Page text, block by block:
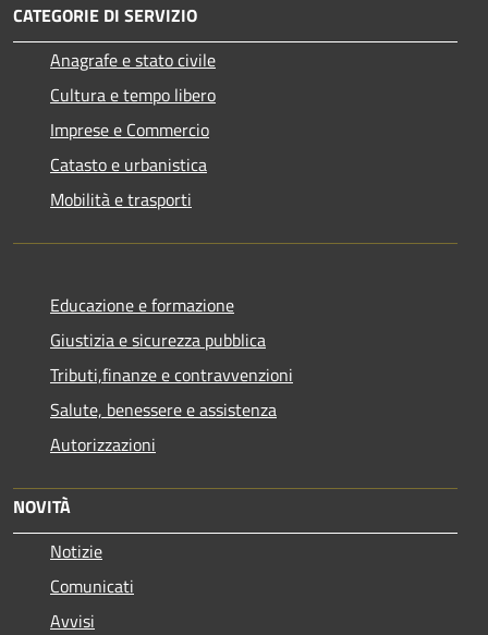
CATEGORIE DI SERVIZIO
Anagrafe e stato civile
Cultura e tempo libero
Imprese e Commercio
Catasto e urbanistica
Mobilità e trasporti
Educazione e formazione
Giustizia e sicurezza pubblica
Tributi,finanze e contravvenzioni
Salute, benessere e assistenza
Autorizzazioni
NOVITÀ
Notizie
Comunicati
Avvisi